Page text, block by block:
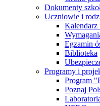
Dokumenty
Uczniowie i
Kalendarz
Egzamin
Biblioteka
Programy i
Program
Poznaj